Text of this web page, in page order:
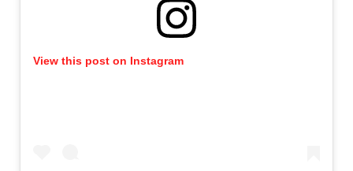
View this post on Instagram